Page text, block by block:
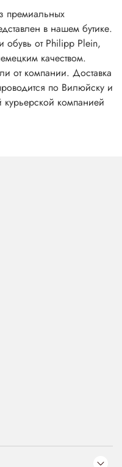
премиальных
в нашем бутике.
обувь от Philipp Plein,
качеством.
от компании. Доставка
по Вилюйску и
компанией